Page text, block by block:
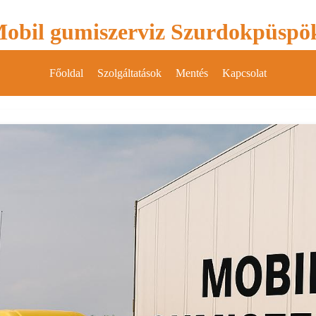
gumiszerviz
Főoldal Szolgáltatások Mentés Kapcsolat